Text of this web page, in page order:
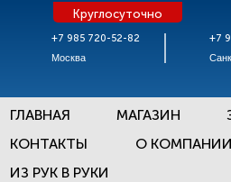
+7 985 720-52-82
Москва
Круглосуточно
+7
ГЛАВНАЯ МАГАЗИН
КОНТАКТЫ
О
ИЗ РУК В РУКИ